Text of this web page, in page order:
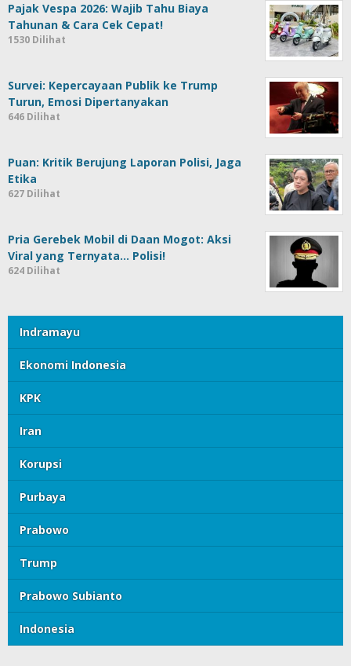
Pajak Vespa 2026: Wajib Tahu Biaya
Tahunan & Cara Cek Cepat!
1530 Dilihat
Survei: Kepercayaan Publik ke Trump
Turun, Emosi Dipertanyakan
646 Dilihat
Puan: Kritik Berujung Laporan Polisi, Jaga
Etika
627 Dilihat
Pria Gerebek Mobil di Daan Mogot: Aksi
Viral yang Ternyata… Polisi!
624 Dilihat
Indramayu
Ekonomi Indonesia
KPK
Iran
Korupsi
Purbaya
Prabowo
Trump
Prabowo Subianto
Indonesia